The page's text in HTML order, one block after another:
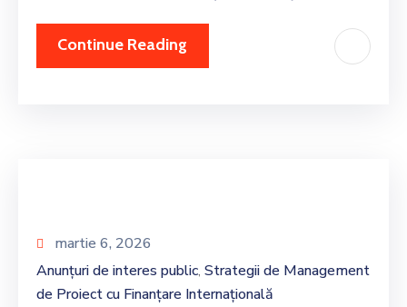
Continue Reading
martie 6, 2026
Anunțuri de interes public‚ Strategii de Management
de Proiect cu Finanțare Internațională